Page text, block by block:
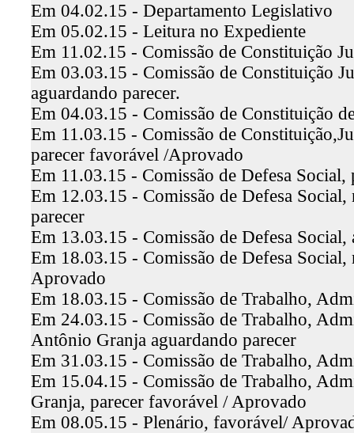
Em 04.02.15 - Departamento Legislativo
Em 05.02.15 - Leitura no Expediente
Em 11.02.15 - Comissão de Constituição
Em 03.03.15 - Comissão de Constituição
aguardando parecer.
Em 04.03.15 - Comissão de Constituição
Em 11.03.15 - Comissão de
parecer favorável /Aprovado
Em 11.03.15 - Comissão de Defesa Social,
Em 12.03.15 - Comissão de Defesa
parecer
Em 13.03.15 - Comissão de Defesa Social,
Em 18.03.15 - Comissão de Defesa
Aprovado
Em 18.03.15 - Comissão de Trabalho,
Em 24.03.15 - Comissão de Trabalho,
Antônio Granja aguardando parecer
Em 31.03.15 - Comissão de Trabalho,
Em 15.04.15 - Comissão de Trabalho,
Granja, parecer favorável / Aprovado
Em 08.05.15 - Plenário, favorável/